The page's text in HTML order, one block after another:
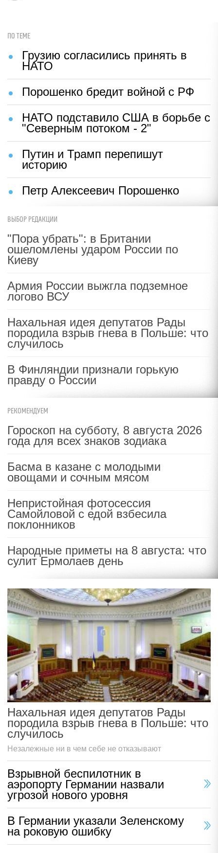
ПО ТЕМЕ
Грузию согласились принять в
НАТО
Порошенко бредит войной с РФ
НАТО подставило США в борьбе с
"Северным потоком - 2"
Путин и Трамп перепишут
историю
Петр Алексеевич Порошенко
ВЫБОР РЕДАКЦИИ
"Пора убрать": в Британии
ошеломлены ударом России по
Киеву
Армия России выжгла подземное
логово ВСУ
Нахальная идея депутатов Рады
породила взрыв гнева в Польше: что
случилось
В Финляндии признали горькую
правду о России
РЕКОМЕНДУЕМ
Гороскоп на субботу, 8 августа 2026
года для всех знаков зодиака
Басма в казане с молодыми
овощами и сочным мясом
Непристойная фотосессия
Самойловой с едой взбесила
поклонников
Народные приметы на 8 августа: что
сулит Ермолаев день
Нахальная идея депутатов Рады
породила взрыв гнева в Польше: что
случилось
Незалежные ни в чем себе не отказывают
Взрывной беспилотник в
аэропорту Германии назвали
угрозой нового уровня
В Германии указали Зеленскому
на роковую ошибку